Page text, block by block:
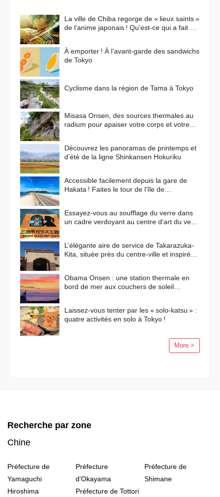
La ville de Chiba regorge de « lieux saints »
de l’anime japonais ! Qu'est-ce qui a fait de
À emporter ! À l’avant-garde des sandwichs
de Tokyo
Cyclisme dans la région de Tama à Tokyo
Misasa Onsen, des sources thermales au
radium pour apaiser votre corps et votre
Découvrez les panoramas de printemps et
d’été de la ligne Shinkansen Hokuriku
Accessible facilement depuis la gare de
Hakata ! Faites le tour de l’île de
Essayez-vous au soufflage du verre dans
un cadre verdoyant au centre d’art du verre
L’élégante aire de service de Takarazuka-
Kita, située près du centre-ville et inspirée
Obama Onsen : une station thermale en
bord de mer aux couchers de soleil
Laissez-vous tenter par les « solo-katsu » :
quatre activités en solo à Tokyo !
More >
Recherche par zone
Chine
Préfecture de
Yamaguchi
Préfecture
d'Okayama
Préfecture de
Shimane
Hiroshima
Préfecture de Tottori